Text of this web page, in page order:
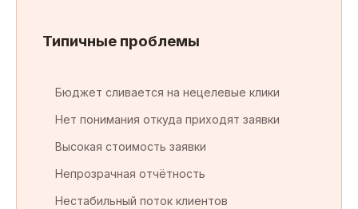
Типичные проблемы
Бюджет сливается на нецелевые клики
Нет понимания откуда приходят заявки
Высокая стоимость заявки
Непрозрачная отчётность
Нестабильный поток клиентов